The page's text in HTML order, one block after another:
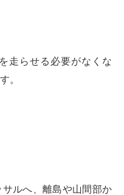
走らせる必要がなくな
。
ルへ、離島や山間部か